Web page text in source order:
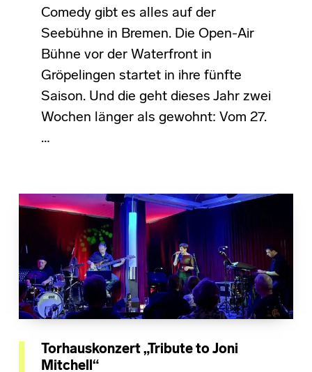
Comedy gibt es alles auf der
Seebühne in Bremen. Die Open-Air
Bühne vor der Waterfront in
Gröpelingen startet in ihre fünfte
Saison. Und die geht dieses Jahr zwei
Wochen länger als gewohnt: Vom 27.
…
Torhauskonzert „Tribute to Joni
Mitchell“